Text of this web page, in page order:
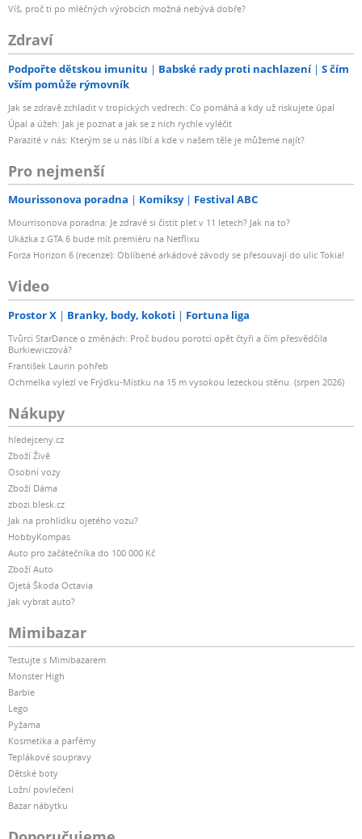
Víš, proč ti po mléčných výrobcích možná nebývá dobře?
Zdraví
Podpořte dětskou imunitu Babské rady proti nachlazení
S čím
vším pomůže rýmovník
Jak se zdravě zchladit v tropických vedrech: Co pomáhá a kdy už riskujete úpal
Úpal a úžeh: Jak je poznat a jak se z nich rychle vyléčit
Parazité v nás: Kterým se u nás líbí a kde v našem těle je můžeme najít?
Pro nejmenší
Mourissonova poradna Komiksy Festival ABC
Mourrisonova poradna: Je zdravé si čistit pleť v 11 letech? Jak na to?
Ukázka z GTA 6 bude mít premiéru na Netflixu
Forza Horizon 6 (recenze): Oblíbené arkádové závody se přesouvají do ulic Tokia!
Video
Prostor X Branky, body, kokoti Fortuna liga
Tvůrci StarDance o změnách: Proč budou porotci opět čtyři a čím přesvědčila
Burkiewiczová?
František Laurin pohřeb
Ochmelka vylezl ve Frýdku-Místku na 15 m vysokou lezeckou stěnu. (srpen 2026)
Nákupy
hledejceny.cz
Zboží Živě
Osobní vozy
Zboží Dáma
zbozi.blesk.cz
Jak na prohlídku ojetého vozu?
HobbyKompas
Auto pro začátečníka do 100 000 Kč
Zboží Auto
Ojetá Škoda Octavia
Jak vybrat auto?
Mimibazar
Testujte s Mimibazarem
Monster High
Barbie
Lego
Pyžama
Kosmetika a parfémy
Teplákové soupravy
Dětské boty
Ložní povlečení
Bazar nábytku